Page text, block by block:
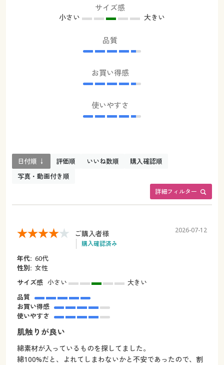
サイズ感
小さい 大きい
品質
お買い得感
使いやすさ
詳細フィルター
日付順 ↓ 評価順 いいね数順
購入確認順
写真・動画付き順
ご購入者様
購入確認済み
2026-07-12
年代: 60代
性別: 女性
サイズ感 小さい
大きい
品質
お買い得感
使いやすさ
肌触りが良い
綿素材が入っているものを探してました。
綿100%だと、よれてしまわないかと不安であったので、割